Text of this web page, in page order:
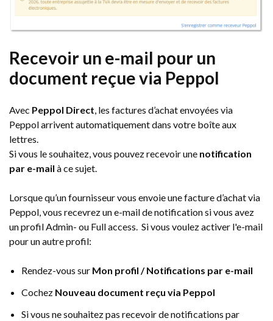
Recevoir un e-mail pour un
document reçue via Peppol
Avec Peppol Direct, les factures d’achat envoyées via
Peppol arrivent automatiquement dans votre boîte aux
lettres.
Si vous le souhaitez, vous pouvez recevoir une notification
par e-mail à ce sujet.
Lorsque qu’un fournisseur vous envoie une facture d’achat via
Peppol, vous recevrez un e-mail de notification si vous avez
un profil Admin- ou Full access. Si vous voulez activer l'e-mail
pour un autre profil:
Rendez-vous sur Mon profil / Notifications par e-mail
Cochez Nouveau document reçu via Peppol
Si vous ne souhaitez pas recevoir de notifications par